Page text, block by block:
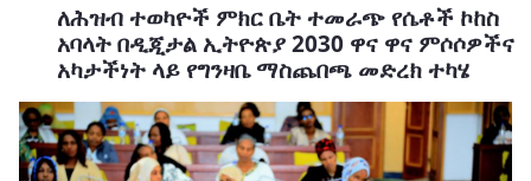
ለሕዝብ ተወካዮች ምክር ቤት ተመራጭ የሴቶች ኮከስ
አባላት በዲጂታል ኢትዮጵያ 2030 ዋና ዋና ምሶሶዎችና
አካታችነት ላይ የግንዛቤ ማስጨበጫ መድረክ ተካሄ